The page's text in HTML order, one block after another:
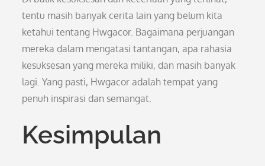
tentu masih banyak cerita lain yang belum kita
ketahui tentang Hwgacor. Bagaimana perjuangan
mereka dalam mengatasi tantangan, apa rahasia
kesuksesan yang mereka miliki, dan masih banyak
lagi. Yang pasti, Hwgacor adalah tempat yang
penuh inspirasi dan semangat.
Kesimpulan